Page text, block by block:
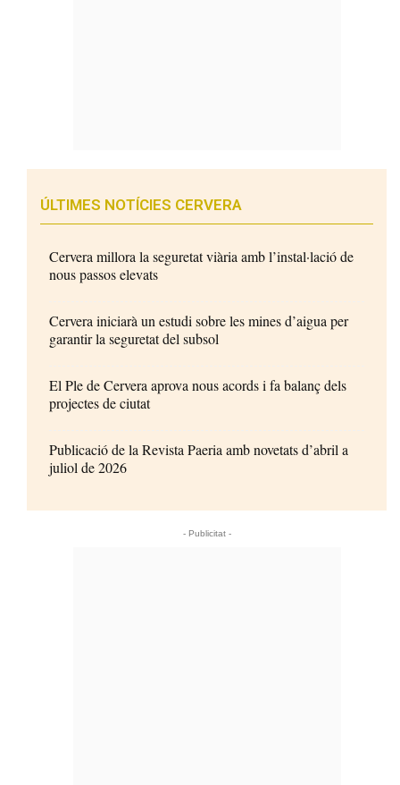
ÚLTIMES NOTÍCIES CERVERA
Cervera millora la seguretat viària amb l’instal·lació de
nous passos elevats
Cervera iniciarà un estudi sobre les mines d’aigua per
garantir la seguretat del subsol
El Ple de Cervera aprova nous acords i fa balanç dels
projectes de ciutat
Publicació de la Revista Paeria amb novetats d’abril a
juliol de 2026
- Publicitat -